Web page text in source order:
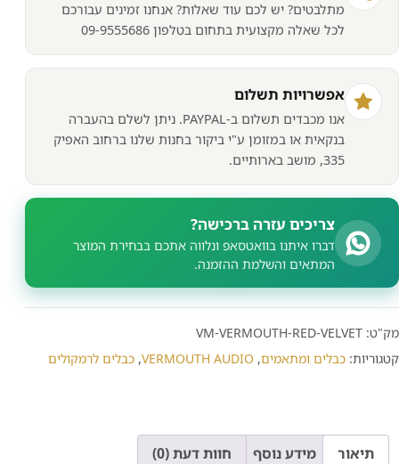
מתלבטים? יש לכם עוד שאלות? אנחנו זמינים עבורכם
לכל שאלה מקצועית בתחום בטלפון 09-9555686
אפשרויות תשלום
אנו מכבדים תשלום ב-PAYPAL. ניתן לשלם בהעברה
בנקאית או במזומן ע"י ביקור בחנות שלנו ברחוב האפיק
335, מושב בארותיים.
צריכים עזרה ברכישה?
דברו איתנו בוואטסאפ ונלווה אתכם בבחירת המוצר
המתאים והשלמת ההזמנה.
מק"ט: VM-VERMOUTH-RED-VELVET
קטגוריות: כבלים ומתאמים,
VERMOUTH AUDIO
, כבלים לרמקולים
תיאור מידע נוסף חוות דעת (0)